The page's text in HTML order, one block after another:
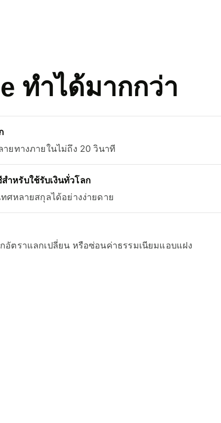
ทำได้มากกว่า
ายทางภายในไม่ถึง 20 วินาที
ำหรับใช้รับเงินทั่วโลก
ทศหลายสกุลได้อย่างง่ายดาย
อัตราแลกเปลี่ยน หรือซ่อนค่าธรรมเนียมแอบแฝง